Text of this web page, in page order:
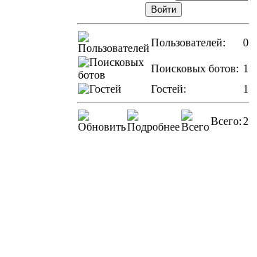
Пользователей: 0
Поисковых ботов: 1
Гостей:
1
Всего:2